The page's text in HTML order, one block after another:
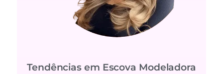
Tendências em Escova Modeladora